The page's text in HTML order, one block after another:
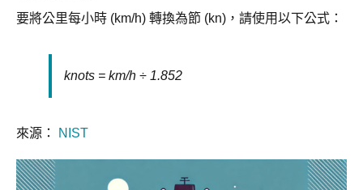
要將公里每小時 (km/h) 轉換為節 (kn)，請使用以下公式：
knots = km/h ÷ 1.852
來源： NIST